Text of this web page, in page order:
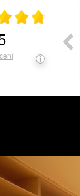
a recenze zákazníků
4.8 z 5